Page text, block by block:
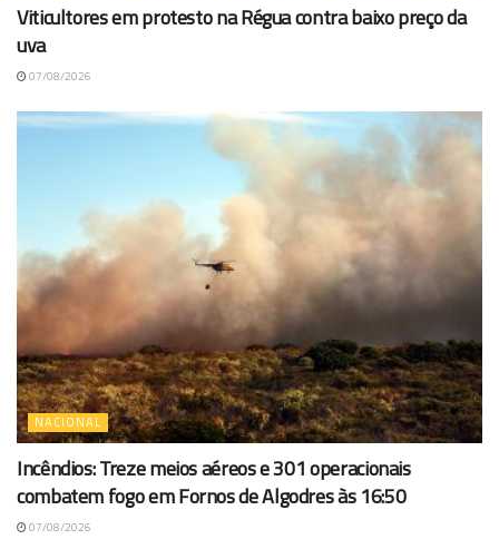
Viticultores em protesto na Régua contra baixo preço da
uva
07/08/2026
NACIONAL
Incêndios: Treze meios aéreos e 301 operacionais
combatem fogo em Fornos de Algodres às 16:50
07/08/2026